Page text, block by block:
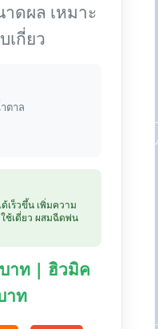
ดผล เหมาะ
เกี่ยว
ตาล
เร็วขึ้น เพิ่มความ
ช้เดี่ยว ผสมฉีดพ่น
บาท | ฮิวมิค
าท